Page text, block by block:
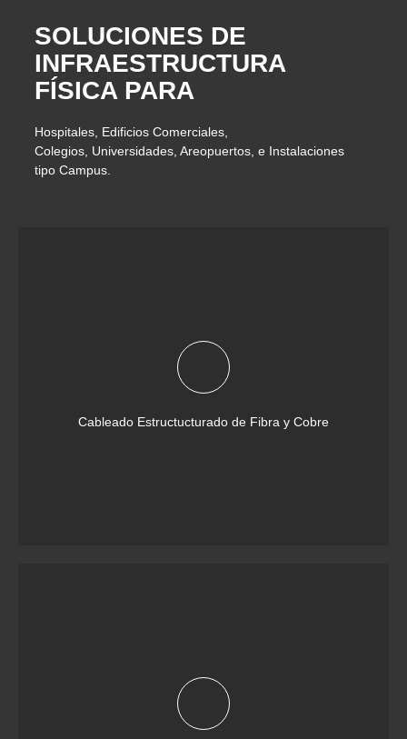
SOLUCIONES DE
INFRAESTRUCTURA
FÍSICA PARA
Hospitales, Edificios Comerciales,
Colegios, Universidades, Areopuertos, e Instalaciones
tipo Campus.
Cableado Estructucturado de Fibra y Cobre